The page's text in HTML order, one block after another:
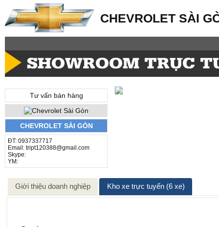
CHEVROLET SÀI
Tư vấn bán hàng
CHEVROLET SÀI GÒN
ĐT: 0937337717
Email: tript120388@gmail.com
Skype:
YM:
Giới thiệu doanh nghiệp Kho xe trực tuyến (6 xe)